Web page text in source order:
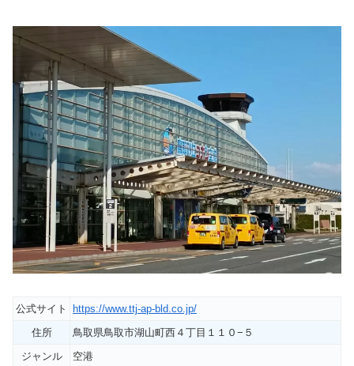
公式サイト
https://www.ttj-ap-bld.co.jp/
住所
鳥取県鳥取市湖山町西４丁目１１０−５
ジャンル
空港